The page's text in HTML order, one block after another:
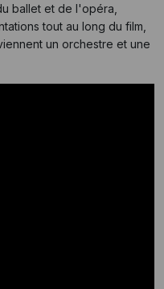
ballet et de l'opéra,
tout au long du film,
un orchestre et une